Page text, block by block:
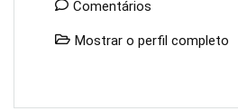
Comentários
Mostrar o perfil completo